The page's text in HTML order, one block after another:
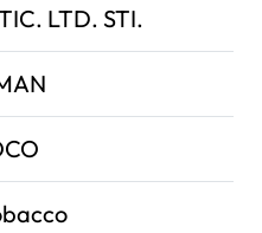
LTD. STI.